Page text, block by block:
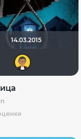
14.03.2015